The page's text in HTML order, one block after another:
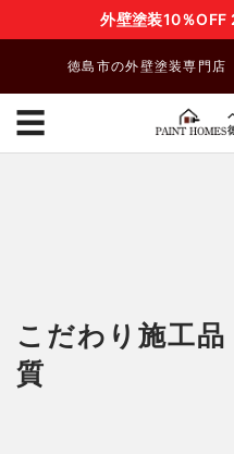
外壁塗装10％
徳島市の外壁塗装専門店
☰
こだわり施工品
質